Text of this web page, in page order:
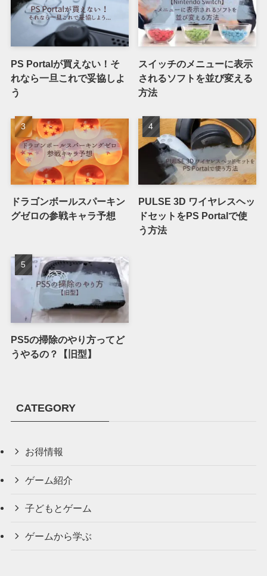
PS Portalが買えない！そ
れなら一旦これで妥協しよ
う
スイッチのメニューに表示
されるソフトを並び変える
方法
ドラゴンボールスパーキン
グゼロの参戦キャラ予想
PULSE 3D ワイヤレスヘッ
ドセットをPS Portalで使
う方法
PS5の掃除のやり方ってど
うやるの？【旧型】
CATEGORY
お得情報
ゲーム紹介
子どもとゲーム
ゲームから学ぶ